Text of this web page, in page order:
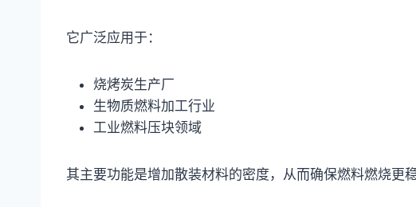
它广泛应用于：
烧烤炭生产厂
生物质燃料加工行业
工业燃料压块领域
其主要功能是增加散装材料的密度，从而确保燃料燃烧更